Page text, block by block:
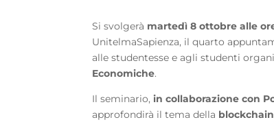
Si svolgerà martedì 8 ottobre alle
UnitelmaSapienza, il quarto
alle studentesse e agli studenti
Economiche.
Il seminario,in collaborazione con
approfondirà il tema della